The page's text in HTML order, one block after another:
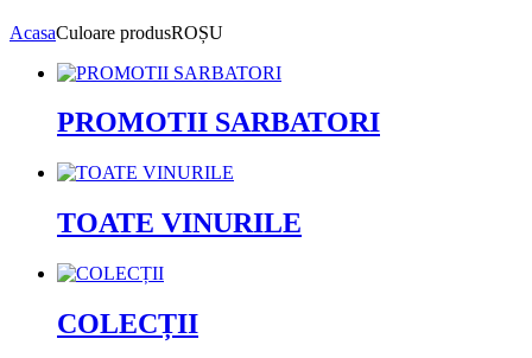
AcasaCuloare produsROȘU
PROMOTII SARBATORI
TOATE VINURILE
COLECȚII